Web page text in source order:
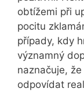
obtížemi při
pocitu
případy, kdy
významný
naznačuje,
odpovídat